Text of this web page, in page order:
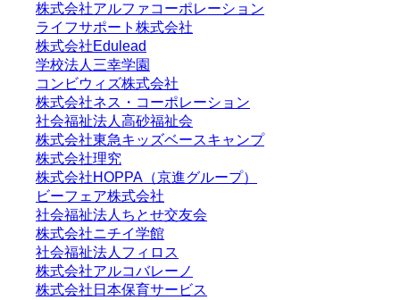
株式会社アルファコーポレーション
ライフサポート株式会社
株式会社Edulead
学校法人三幸学園
コンビウィズ株式会社
株式会社ネス・コーポレーション
社会福祉法人高砂福祉会
株式会社東急キッズベースキャンプ
株式会社理究
株式会社HOPPA（京進グループ）
ビーフェア株式会社
社会福祉法人ちとせ交友会
株式会社ニチイ学館
社会福祉法人フィロス
株式会社アルコバレーノ
株式会社日本保育サービス